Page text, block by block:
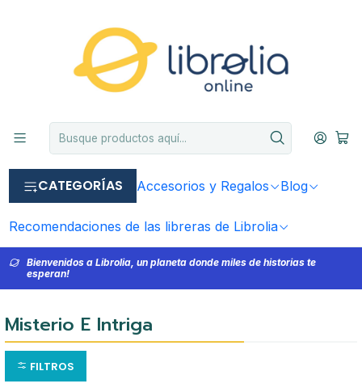
CATEGORÍAS Accesorios y Regalos Blog
Recomendaciones de las libreras de Librolia
Bienvenidos a Librolia, un planeta donde miles de historias te
esperan!
Misterio E Intriga
FILTROS